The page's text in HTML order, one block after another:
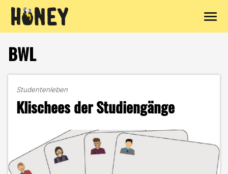
Inhalt
springen
BWL
Studentenleben
Klischees der Studiengänge